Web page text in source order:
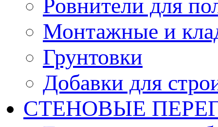
Ровнители для
Монтажные и
Грунтовки
Добавки для
СТЕНОВЫЕ